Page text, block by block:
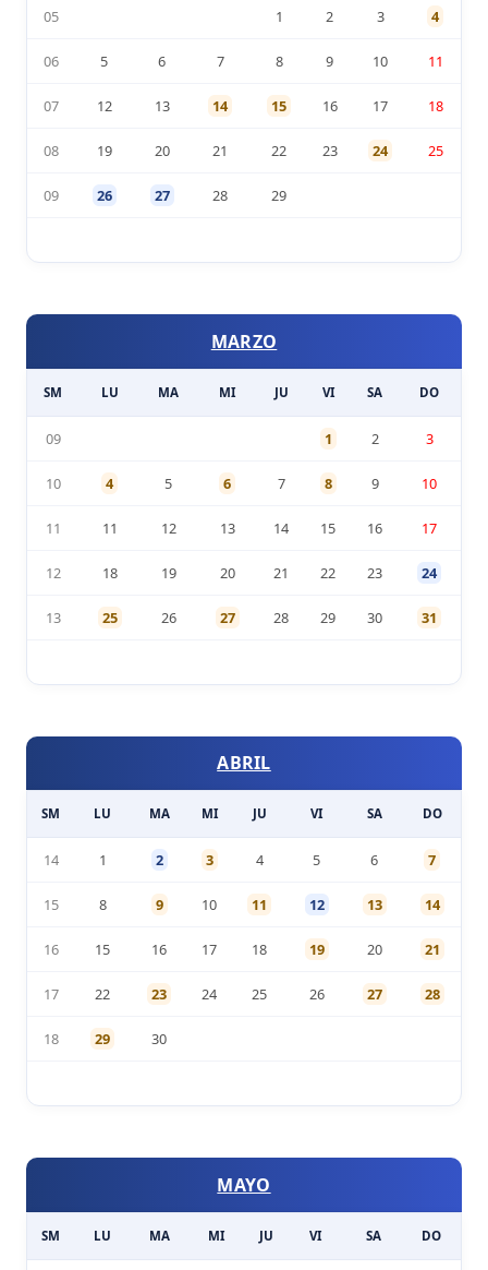
05 1 2 3 4
06 5 6 7 8 9 10 11
07 12 13 14 15 16 17 18
08 19 20 21 22 23 24 25
09 26 27 28 29
MARZO
SM LU MA MI JU VI SA DO
09 1 2 3
10 4 5 6 7 8 9 10
11 11 12 13 14 15 16 17
12 18 19 20 21 22 23 24
13 25 26 27 28 29 30 31
ABRIL
SM LU MA MI JU VI SA DO
14 1 2 3 4 5 6 7
15 8 9 10 11 12 13 14
16 15 16 17 18 19 20 21
17 22 23 24 25 26 27 28
18 29 30
MAYO
SM LU MA MI JU VI SA DO